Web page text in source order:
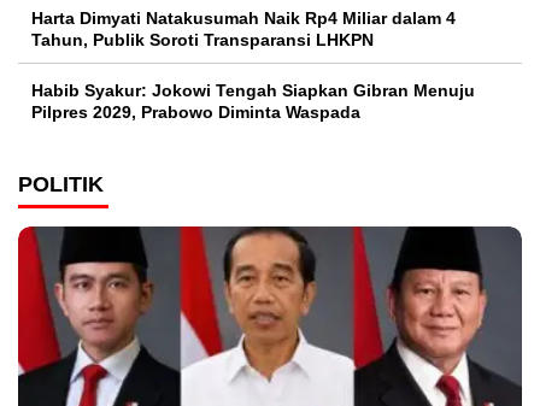
Harta Dimyati Natakusumah Naik Rp4 Miliar dalam 4
Tahun, Publik Soroti Transparansi LHKPN
Habib Syakur: Jokowi Tengah Siapkan Gibran Menuju
Pilpres 2029, Prabowo Diminta Waspada
POLITIK